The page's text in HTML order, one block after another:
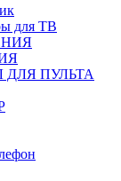
для ТВ
ДЛЯ ПУЛЬТА